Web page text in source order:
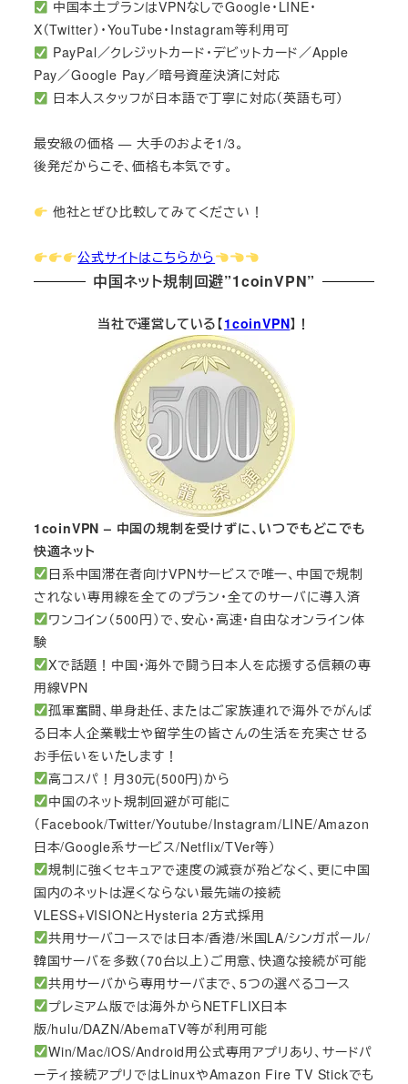
中国本土プランはVPNなしでGoogle・LINE・
X（Twitter）・YouTube・Instagram等利用可
PayPal／クレジットカード・デビットカード／Apple
Pay／Google Pay／暗号資産決済に対応
日本人スタッフが日本語で丁寧に対応（英語も可）
最安級の価格 — 大手のおよそ1/3。
後発だからこそ、価格も本気です。
他社とぜひ比較してみてください！
公式サイトはこちらから
中国ネット規制回避”1coinVPN”
当社で運営している【1coinVPN】！
1coinVPN – 中国の規制を受けずに、いつでもどこでも
快適ネット
日系中国滞在者向けVPNサービスで唯一、中国で規制
されない専用線を全てのプラン・全てのサーバに導入済
ワンコイン（500円）で、安心・高速・自由なオンライン体
験
Xで話題！中国・海外で闘う日本人を応援する信頼の専
用線VPN
孤軍奮闘、単身赴任、またはご家族連れで海外でがんば
る日本人企業戦士や留学生の皆さんの生活を充実させる
お手伝いをいたします！
高コスパ！月30元(500円)から
中国のネット規制回避が可能に
（Facebook/Twitter/Youtube/Instagram/LINE/Amazon
日本/Google系サービス/Netflix/TVer等）
規制に強くセキュアで速度の減衰が殆どなく、更に中国
国内のネットは遅くならない最先端の接続
VLESS+VISIONとHysteria 2方式採用
共用サーバコースでは日本/香港/米国LA/シンガポール/
韓国サーバを多数（70台以上）ご用意、快適な接続が可能
共用サーバから専用サーバまで、5つの選べるコース
プレミアム版では海外からNETFLIX日本
版/hulu/DAZN/AbemaTV等が利用可能
Win/Mac/iOS/Android用公式専用アプリあり、サードパ
ーティ接続アプリではLinuxやAmazon Fire TV Stickでも